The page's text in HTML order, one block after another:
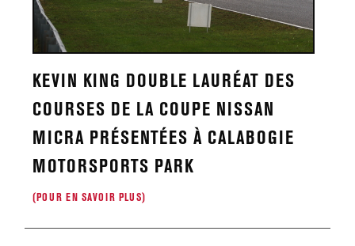
KEVIN KING DOUBLE LAURÉAT DES
COURSES DE LA COUPE NISSAN
MICRA PRÉSENTÉES À CALABOGIE
MOTORSPORTS PARK
(POUR EN SAVOIR PLUS)